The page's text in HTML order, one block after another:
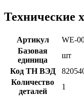
Технические
Артикул
WE-
Базовая
единица
шт
Код ТН ВЭД
Количество
деталей
1